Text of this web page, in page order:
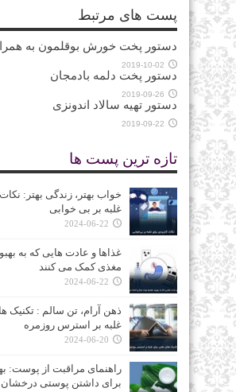
پست های مرتبط
دستور پخت خورش بوقلمون به
2019-10-02
دستور پخت دلمه بادمجان
2019-09-26
دستور تهیه سالاد اندونزی
2019-09-22
تازه ترین پست ها
خواب بهتر، زندگی بهتر:
غلبه بر بی‌ خوابی
2024-06-22
غذاها و عادت‌ هایی که به
مغذی کمک می‌ کنند
2024-06-22
ذهن آرام، تن سالم : تکنیک‌
غلبه بر استرس روزمره
2024-06-20
راهنمای مراقبت از پوست:
برای داشتن پوستی درخشان